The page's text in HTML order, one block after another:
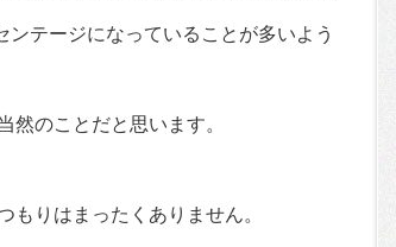
ンテージになっていることが多いよう
然のことだと思います。
もりはまったくありません。